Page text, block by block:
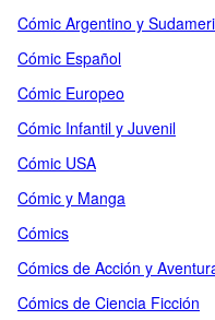
Cómic Argentino y
Cómic Español
Cómic Europeo
Cómic Infantil y Juvenil
Cómic USA
Cómic y Manga
Cómics
Cómics de Acción y
Cómics de Ciencia Ficción